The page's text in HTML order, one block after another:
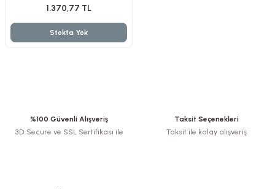
1.370,77 TL
Stokta Yok
%100 Güvenli Alışveriş
3D Secure ve SSL Sertifikası ile
Taksit Seçenekleri
Taksit ile kolay alışveriş